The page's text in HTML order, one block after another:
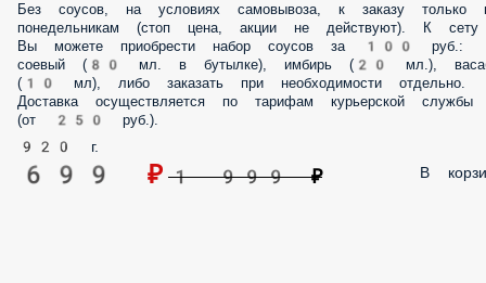
Без соусов, на условиях самовывоза, к заказу только
понедельникам (стоп цена, акции не действуют). К сету
Вы можете приобрести набор соусов за 100 руб.:
соевый (80 мл. в бутылке), имбирь (20 мл.),
(10 мл), либо заказать при необходимости отдельно.
Доставка осуществляется по тарифам курьерской службы
(от 250 руб.).
920 г.
699 ₽ 1 999 ₽ В